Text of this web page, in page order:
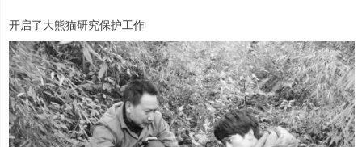
开启了大熊猫研究保护工作